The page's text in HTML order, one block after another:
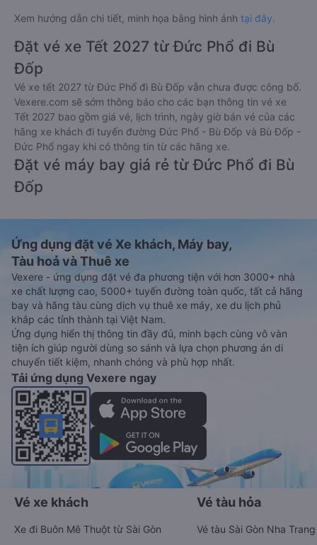
Xem hướng dẫn chi tiết, minh họa bằng hình ảnh tại đây.
Đặt vé xe Tết 2027 từ Đức Phổ đi Bù
Đốp
Vé xe tết 2027 từ Đức Phổ đi Bù Đốp vẫn chưa được công bố.
Vexere.com sẽ sớm thông báo cho các bạn thông tin vé xe
Tết 2027 bao gồm giá vé, lịch trình, ngày giờ bán vé của các
hãng xe khách đi tuyến đường Đức Phổ - Bù Đốp và Bù Đốp -
Đức Phổ ngay khi có thông tin từ các hãng xe.
Đặt vé máy bay giá rẻ từ Đức Phổ đi Bù
Đốp
Ứng dụng đặt vé Xe khách, Máy bay,
Tàu hoả và Thuê xe
Vexere - ứng dụng đặt vé đa phương tiện với hơn 3000+ nhà
xe chất lượng cao, 5000+ tuyến đường toàn quốc, tất cả hãng
bay và hãng tàu cùng dịch vụ thuê xe máy, xe du lịch phủ
khắp các tỉnh thành tại Việt Nam.
Ứng dụng hiển thị thông tin đầy đủ, minh bạch cùng vô vàn
tiện ích giúp người dùng so sánh và lựa chọn phương án di
chuyển tiết kiệm, nhanh chóng và phù hợp nhất.
Tải ứng dụng Vexere ngay
Vé xe khách
Xe đi Buôn Mê Thuột từ Sài Gòn
Vé tàu hỏa
Vé tàu Sài Gòn Nha Trang